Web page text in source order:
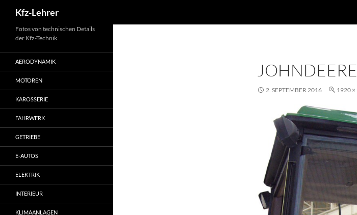
Inhalt
springen
Kfz-Lehrer
2. SEPTEMBER 2016 1920
Fotos von technischen Details
der Kfz-Technik
AERODYNAMIK
MOTOREN
KAROSSERIE
FAHRWERK
GETRIEBE
E-AUTOS
ELEKTRIK
INTERIEUR
KLIMAANLAGEN